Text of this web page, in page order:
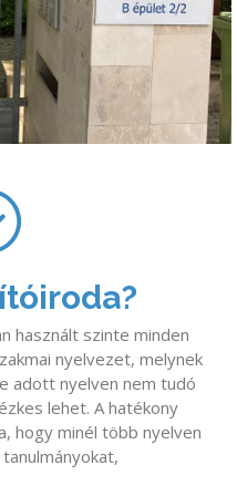
használt szinte minden
nyelvezet, melynek
adott nyelven nem tudó
lehet. A hatékony
hogy minél több nyelven